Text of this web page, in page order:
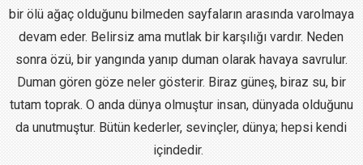
bir ölü ağaç olduğunu bilmeden sayfaların arasında varolmaya
devam eder. Belirsiz ama mutlak bir karşılığı vardır. Neden
sonra özü, bir yangında yanıp duman olarak havaya savrulur.
Duman gören göze neler gösterir. Biraz güneş, biraz su, bir
tutam toprak. O anda dünya olmuştur insan, dünyada olduğunu
da unutmuştur. Bütün kederler, sevinçler, dünya; hepsi kendi
içindedir.